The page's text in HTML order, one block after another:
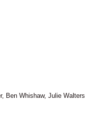
Ben Whishaw, Julie Walters